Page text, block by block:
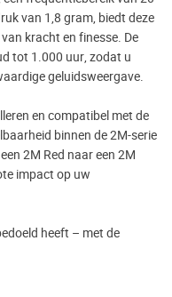
van 1,8 gram, biedt deze
kracht en finesse. De
tot 1.000 uur, zodat u
geluidsweergave.
en compatibel met de
binnen de 2M-serie
2M Red naar een 2M
impact op uw
heeft – met de